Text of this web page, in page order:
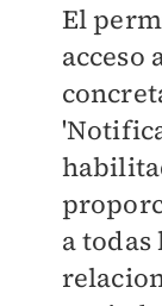
El
acceso
a